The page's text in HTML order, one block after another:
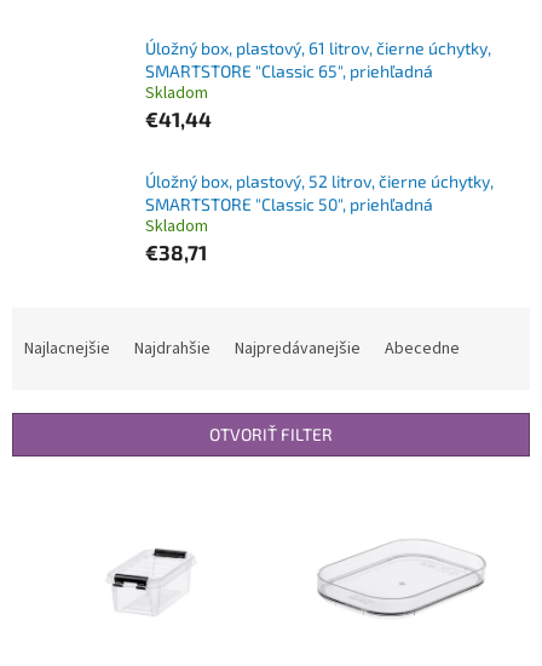
Úložný box, plastový, 61 litrov, čierne úchytky,
SMARTSTORE "Classic 65", priehľadná
Skladom
€41,44
Úložný box, plastový, 52 litrov, čierne úchytky,
SMARTSTORE "Classic 50", priehľadná
Skladom
€38,71
i
Najlacnejšie Najdrahšie Najpredávanejšie Abecedne
OTVORIŤ FILTER